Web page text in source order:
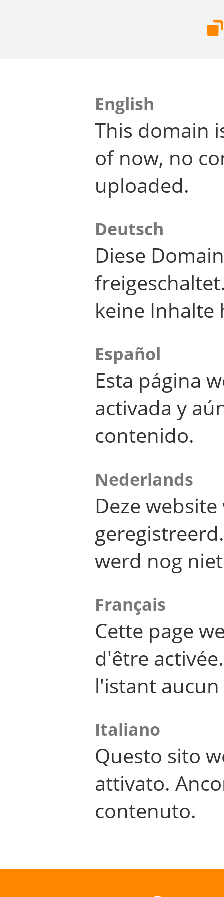
English
This domain
of now, no
uploaded.
Deutsch
Diese
keine Inhalte
Español
Esta página
activada y
contenido.
Nederlands
Deze
werd nog
Français
Cette page
d'être
l'istant
Italiano
Questo sito
attivato.
contenuto.